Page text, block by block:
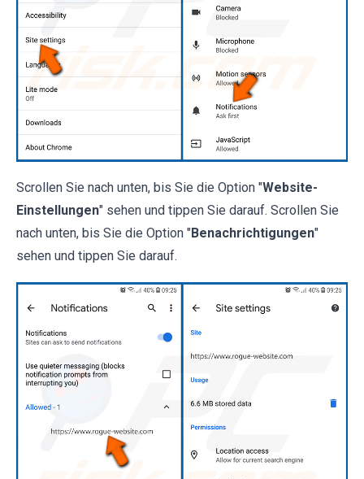
Scrollen Sie nach unten, bis Sie die Option "Website-
Einstellungen" sehen und tippen Sie darauf. Scrollen Sie
nach unten, bis Sie die Option "Benachrichtigungen"
sehen und tippen Sie darauf.